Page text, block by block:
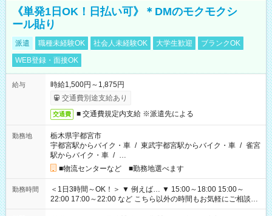
《単発1日OK！日払い可》＊DMのモクモクシ
ール貼り
派遣 職種未経験OK 社会人未経験OK 大学生歓迎
ブランクOK
WEB登録・面接OK
給与
時給1,500円～1,875円
交通費別途支給あり
交通費 ■ 交通費規定内支給 ※派遣先による
勤務地
栃木県宇都宮市
宇都宮駅からバイク・車 / 東武宇都宮駅からバイク・車 / 雀宮
駅からバイク・車 / …
■物流センターなど ■勤務地選べます
勤務時間
＜1日3時間～OK！＞ ▼ 例えば… ▼ 15:00～18:00 15:00～
22:00 17:00～22:00 など こちら以外の時間もお気軽にご相談く
ださい！